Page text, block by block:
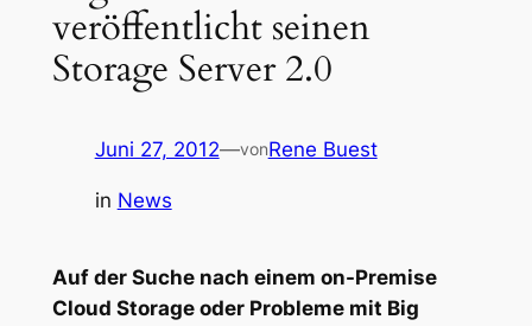
veröffentlicht seinen
Storage Server 2.0
Juni 27, 2012—vonRene Buest
in News
Auf der Suche nach einem on-Premise
Cloud Storage oder Probleme mit Big